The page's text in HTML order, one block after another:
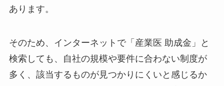
ありません。たとえば、50人未満の小規模事業
があります。
そのため、インターネットで「産業医 助成金」